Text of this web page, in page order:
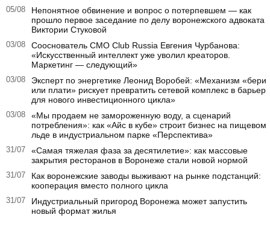
05/08
Непонятное обвинение и вопрос о потерпевшем — как
прошло первое заседание по делу воронежского адвоката
Виктории Стуковой
03/08
Сооснователь CMO Club Russia Евгения Чурбанова:
«Искусственный интеллект уже уволил креаторов.
Маркетинг — следующий»
03/08
Эксперт по энергетике Леонид Воробей: «Механизм «бери
или плати» рискует превратить сетевой комплекс в барьер
для нового инвестиционного цикла»
03/08
«Мы продаем не замороженную воду, а сценарий
потребления»: как «Айс в кубе» строит бизнес на пищевом
льде в индустриальном парке «Перспектива»
31/07
«Самая тяжелая фаза за десятилетие»: как массовые
закрытия ресторанов в Воронеже стали новой нормой
31/07
Как воронежские заводы выживают на рынке подстанций:
кооперация вместо полного цикла
31/07
Индустриальный пригород Воронежа может запустить
новый формат жилья